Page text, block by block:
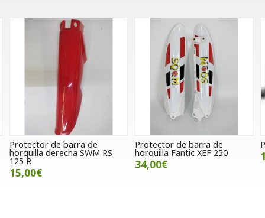
Protector de barra de
horquilla Fantic XEF 250
Protector de manillar Jitsie
17,00€